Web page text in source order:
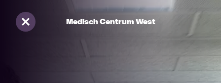
Sluiten
Medisch Centrum West